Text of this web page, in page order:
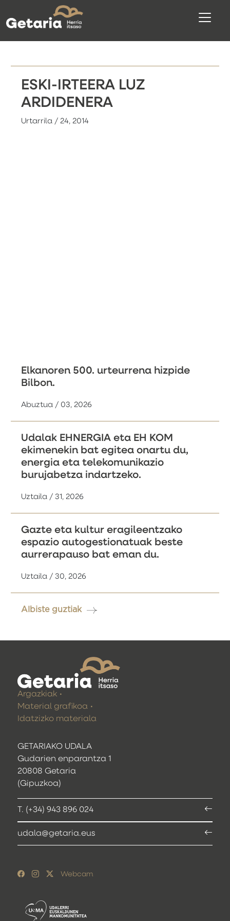
ESKI-IRTEERA LUZ
ARDIDENERA
Urtarrila / 24, 2014
Elkanoren 500. urteurrena hizpide
Bilbon.
Abuztua / 03, 2026
Udalak EHNERGIA eta EH KOM
ekimenekin bat egitea onartu du,
energia eta telekomunikazio
burujabetza indartzeko.
Uztaila / 31, 2026
Gazte eta kultur eragileentzako
espazio autogestionatuak beste
aurrerapauso bat eman du.
Uztaila / 30, 2026
Albiste guztiak
GETARIAKO UDALA
Gudarien enparantza 1
20808 Getaria
(Gipuzkoa)
T. (+34) 943 896 024
udala@getaria.eus
Argazkiak
Material grafikoa
Idatzizko materiala
Webcam